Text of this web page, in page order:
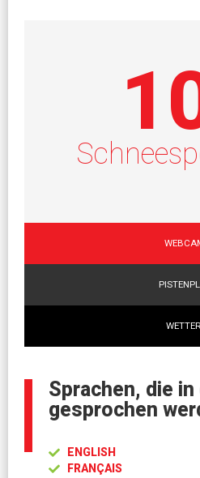
WETTER
Sprachen, die
gesprochen
ENGLISH
FRANÇAIS